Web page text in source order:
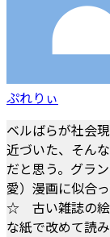
ぷれりぃ
ベルばらが社会
近づいた、そん
だと思う。グラ
愛）漫画に似合
☆ 古い雑誌の絵
な紙で改めて読